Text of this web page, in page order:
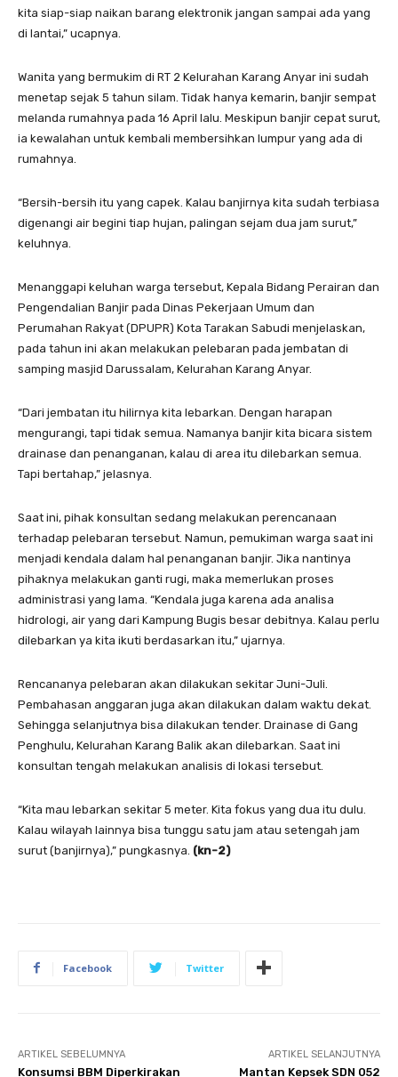
kita siap-siap naikan barang elektronik jangan sampai ada yang
di lantai,” ucapnya.
Wanita yang bermukim di RT 2 Kelurahan Karang Anyar ini sudah
menetap sejak 5 tahun silam. Tidak hanya kemarin, banjir sempat
melanda rumahnya pada 16 April lalu. Meskipun banjir cepat surut,
ia kewalahan untuk kembali membersihkan lumpur yang ada di
rumahnya.
“Bersih-bersih itu yang capek. Kalau banjirnya kita sudah terbiasa
digenangi air begini tiap hujan, palingan sejam dua jam surut,”
keluhnya.
Menanggapi keluhan warga tersebut, Kepala Bidang Perairan dan
Pengendalian Banjir pada Dinas Pekerjaan Umum dan
Perumahan Rakyat (DPUPR) Kota Tarakan Sabudi menjelaskan,
pada tahun ini akan melakukan pelebaran pada jembatan di
samping masjid Darussalam, Kelurahan Karang Anyar.
“Dari jembatan itu hilirnya kita lebarkan. Dengan harapan
mengurangi, tapi tidak semua. Namanya banjir kita bicara sistem
drainase dan penanganan, kalau di area itu dilebarkan semua.
Tapi bertahap,” jelasnya.
Saat ini, pihak konsultan sedang melakukan perencanaan
terhadap pelebaran tersebut. Namun, pemukiman warga saat ini
menjadi kendala dalam hal penanganan banjir. Jika nantinya
pihaknya melakukan ganti rugi, maka memerlukan proses
administrasi yang lama. “Kendala juga karena ada analisa
hidrologi, air yang dari Kampung Bugis besar debitnya. Kalau perlu
dilebarkan ya kita ikuti berdasarkan itu,” ujarnya.
Rencananya pelebaran akan dilakukan sekitar Juni-Juli.
Pembahasan anggaran juga akan dilakukan dalam waktu dekat.
Sehingga selanjutnya bisa dilakukan tender. Drainase di Gang
Penghulu, Kelurahan Karang Balik akan dilebarkan. Saat ini
konsultan tengah melakukan analisis di lokasi tersebut.
“Kita mau lebarkan sekitar 5 meter. Kita fokus yang dua itu dulu.
Kalau wilayah lainnya bisa tunggu satu jam atau setengah jam
surut (banjirnya),” pungkasnya. (kn-2)
Facebook Twitter
ARTIKEL SEBELUMNYA
Konsumsi BBM Diperkirakan
ARTIKEL SELANJUTNYA
Mantan Kepsek SDN 052